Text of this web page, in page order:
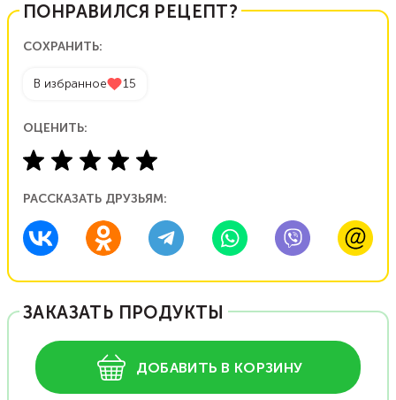
ПОНРАВИЛСЯ РЕЦЕПТ?
СОХРАНИТЬ:
В избранное 15
ОЦЕНИТЬ:
РАССКАЗАТЬ ДРУЗЬЯМ:
ЗАКАЗАТЬ ПРОДУКТЫ
ДОБАВИТЬ В КОРЗИНУ